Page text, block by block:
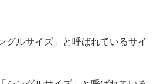
グルサイズ」と呼ばれているサイ